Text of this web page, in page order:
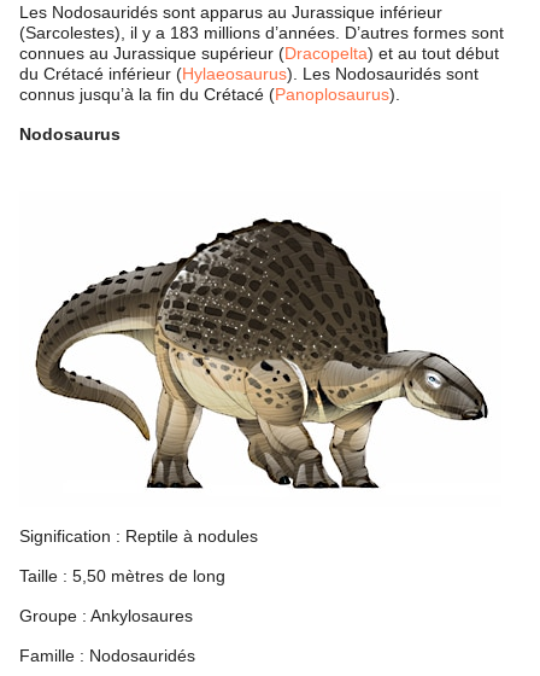
Les Nodosauridés sont apparus au Jurassique inférieur
(Sarcolestes), il y a 183 millions d’années. D’autres formes sont
connues au Jurassique supérieur (Dracopelta) et au tout début
du Crétacé inférieur (Hylaeosaurus). Les Nodosauridés sont
connus jusqu’à la fin du Crétacé (Panoplosaurus).
Nodosaurus
Signification : Reptile à nodules
Taille : 5,50 mètres de long
Groupe : Ankylosaures
Famille : Nodosauridés